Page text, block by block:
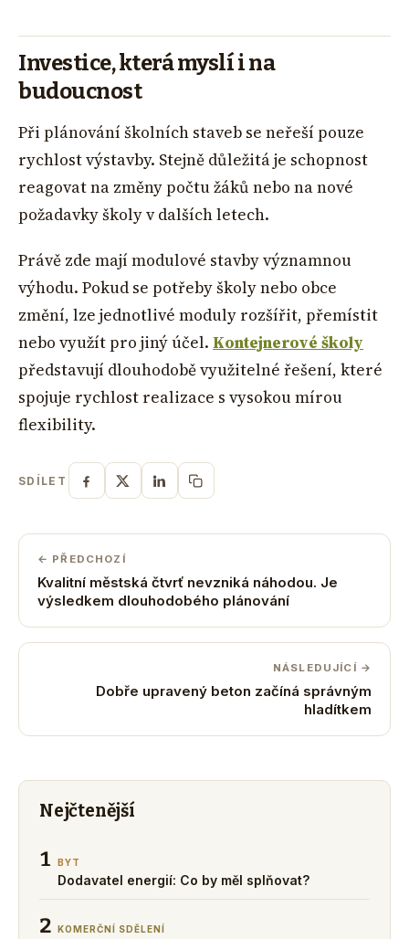
Investice, která myslí i na
budoucnost
Při plánování školních staveb se neřeší pouze
rychlost výstavby. Stejně důležitá je schopnost
reagovat na změny počtu žáků nebo na nové
požadavky školy v dalších letech.
Právě zde mají modulové stavby významnou
výhodu. Pokud se potřeby školy nebo obce
změní, lze jednotlivé moduly rozšířit, přemístit
nebo využít pro jiný účel. Kontejnerové školy
představují dlouhodobě využitelné řešení, které
spojuje rychlost realizace s vysokou mírou
flexibility.
SDÍLET
← PŘEDCHOZÍ
Kvalitní městská čtvrť nevzniká náhodou. Je
výsledkem dlouhodobého plánování
NÁSLEDUJÍCÍ →
Dobře upravený beton začíná správným
hladítkem
Nejčtenější
1 BYT
Dodavatel energií: Co by měl splňovat?
2 KOMERČNÍ SDĚLENÍ